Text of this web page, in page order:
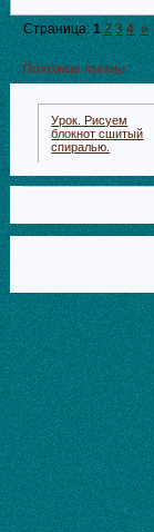
Страница:1 2 3 4 »
Похожие темы
Урок. Рисуем
блокнот сшитый
спиралью.